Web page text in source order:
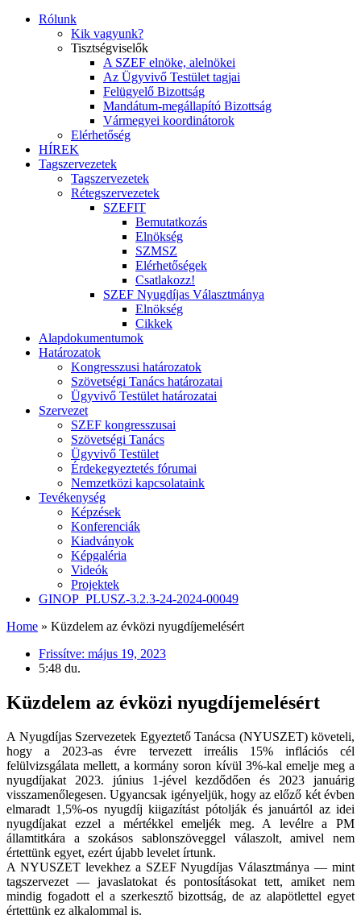
Rólunk
Kik vagyunk?
Tisztségviselők
A SZEF elnöke, alelnökei
Az Ügyvivő Testület tagjai
Felügyelő Bizottság
Mandátum-megállapító Bizottság
Vármegyei koordinátorok
Elérhetőség
HÍREK
Tagszervezetek
Tagszervezetek
Rétegszervezetek
SZEFIT
Bemutatkozás
Elnökség
SZMSZ
Elérhetőségek
Csatlakozz!
SZEF Nyugdíjas Választmánya
Elnökség
Cikkek
Alapdokumentumok
Határozatok
Kongresszusi határozatok
Szövetségi Tanács határozatai
Ügyvivő Testület határozatai
Szervezet
SZEF kongresszusai
Szövetségi Tanács
Ügyvivő Testület
Érdekegyeztetés fórumai
Nemzetközi kapcsolataink
Tevékenység
Képzések
Konferenciák
Kiadványok
Képgaléria
Videók
Projektek
GINOP_PLUSZ-3.2.3-24-2024-00049
Home » Küzdelem az évközi nyugdíjemelésért
Frissítve: május 19, 2023
5:48 du.
Küzdelem az évközi nyugdíjemelésért
A Nyugdíjas Szervezetek Egyeztető Tanácsa (NYUSZET) követeli,
hogy a 2023-as évre tervezett irreális 15% inflációs cél
felülvizsgálata mellett, a kormány soron kívül 3%-kal emelje meg a
nyugdíjakat 2023. június 1-jével kezdődően és 2023 januárig
visszamenőlegesen. Ugyancsak igényeljük, hogy az előző két évben
elmaradt 1,5%-os nyugdíj kiigazítást pótolják és januártól az idei
nyugdíjakat ezzel a mértékkel emeljék meg. A levélre a PM
államtitkára a szokásos sablonszöveggel válaszolt, amivel nem
értettünk egyet, ezért újabb levelet írtunk.
A NYUSZET levekhez a SZEF Nyugdíjas Választmánya — mint
tagszervezet — javaslatokat és pontosításokat tett, amiket nem
mindig fogadott el a szerkesztő bizottság, de az alapötlettel egyet
értettünk ez alkalommal is.